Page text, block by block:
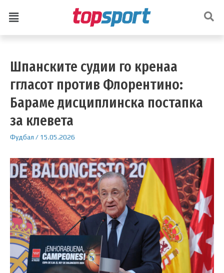
Шпанските судии го кренаа
ггласот против Флорентино:
Бараме дисциплинска постапка
за клевета
Фудбал / 15.05.2026